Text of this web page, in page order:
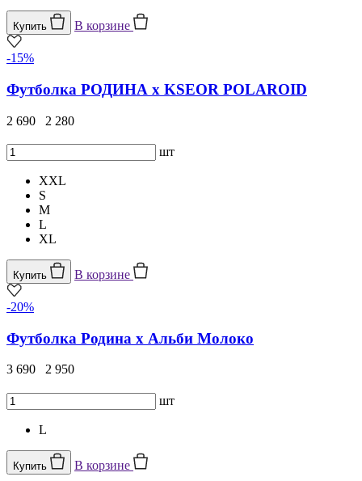
Купить В корзине
-15%
Футболка РОДИНА x KSEOR POLAROID
2 690 2 280
шт
XXL
S
M
L
XL
Купить В корзине
-20%
Футболка Родина х Альби Молоко
3 690 2 950
шт
L
Купить В корзине